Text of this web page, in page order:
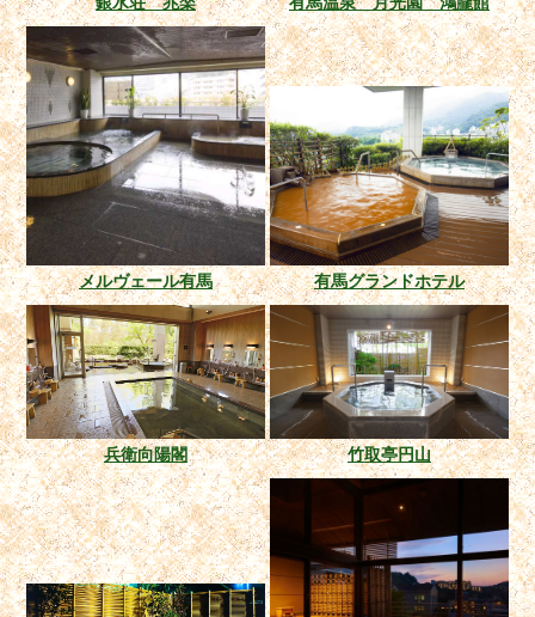
メルヴェール有馬 有馬グランドホテル
兵衛向陽閣 竹取亭円山